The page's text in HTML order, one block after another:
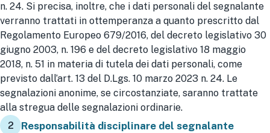
n. 24. Si precisa, inoltre, che i dati personali del segnalante
verranno trattati in ottemperanza a quanto prescritto dal
Regolamento Europeo 679/2016, del decreto legislativo 30
giugno 2003, n. 196 e del decreto legislativo 18 maggio
2018, n. 51 in materia di tutela dei dati personali, come
previsto dall’art. 13 del D.Lgs. 10 marzo 2023 n. 24. Le
segnalazioni anonime, se circostanziate, saranno trattate
alla stregua delle segnalazioni ordinarie.
2
Responsabilità disciplinare del segnalante